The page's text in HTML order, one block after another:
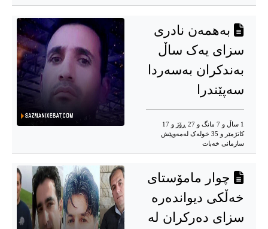
بەهمەن نادری
سزای یەک ساڵ
بەندکران بەسەردا
سەپێندرا
1 ساڵ و 7 مانگ و 27 ڕۆژ و 17
کاتژمێر و 35 خوله‌ک له‌مه‌وپێش‌
سازمانی خەبات
چوار مامۆستای
خەڵکی دیواندەرە
سزای دەرکران لە